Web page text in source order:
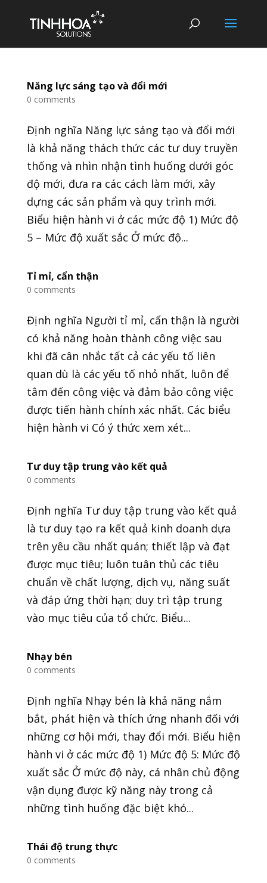
Năng lực sáng tạo và đổi mới
0 comments
Định nghĩa Năng lực sáng tạo và đổi mới
là khả năng thách thức các tư duy truyền
thống và nhìn nhận tình huống dưới góc
độ mới, đưa ra các cách làm mới, xây
dựng các sản phẩm và quy trình mới.
Biểu hiện hành vi ở các mức độ 1) Mức độ
5 – Mức độ xuất sắc Ở mức độ...
Tỉ mỉ, cẩn thận
0 comments
Định nghĩa Người tỉ mỉ, cẩn thận là người
có khả năng hoàn thành công việc sau
khi đã cân nhắc tất cả các yếu tố liên
quan dù là các yếu tố nhỏ nhất, luôn để
tâm đến công việc và đảm bảo công việc
được tiến hành chính xác nhất. Các biểu
hiện hành vi Có ý thức xem xét...
Tư duy tập trung vào kết quả
0 comments
Định nghĩa Tư duy tập trung vào kết quả
là tư duy tạo ra kết quả kinh doanh dựa
trên yêu cầu nhất quán; thiết lập và đạt
được mục tiêu; luôn tuân thủ các tiêu
chuẩn về chất lượng, dịch vụ, năng suất
và đáp ứng thời hạn; duy trì tập trung
vào mục tiêu của tổ chức. Biểu...
Nhạy bén
0 comments
Định nghĩa Nhạy bén là khả năng nắm
bắt, phát hiện và thích ứng nhanh đối với
những cơ hội mới, thay đổi mới. Biểu hiện
hành vi ở các mức độ 1) Mức độ 5: Mức độ
xuất sắc Ở mức độ này, cá nhân chủ động
vận dụng được kỹ năng này trong cả
những tình huống đặc biệt khó...
Thái độ trung thực
0 comments